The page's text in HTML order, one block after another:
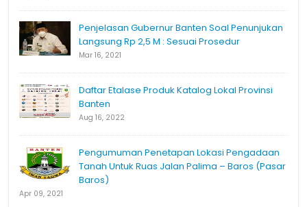
Penjelasan Gubernur Banten Soal Penunjukan
Langsung Rp 2,5 M : Sesuai Prosedur
Mar 16, 2021
Daftar Etalase Produk Katalog Lokal Provinsi
Banten
Aug 16, 2022
Pengumuman Penetapan Lokasi Pengadaan
Tanah Untuk Ruas Jalan Palima – Baros (Pasar
Baros)
Apr 09, 2021